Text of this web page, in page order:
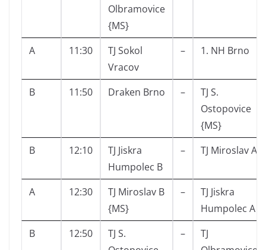
Olbramovice
{MS}
A 11:30
TJ Sokol
Vracov
– 1. NH Brno
B 11:50 Draken Brno –
TJ S.
Ostopovice
{MS}
B
12:10
TJ Jiskra
Humpolec B
– TJ Miroslav A
A 12:30
TJ Miroslav B
{MS}
–
TJ Jiskra
Humpolec A
B
12:50
TJ S.
–
TJ